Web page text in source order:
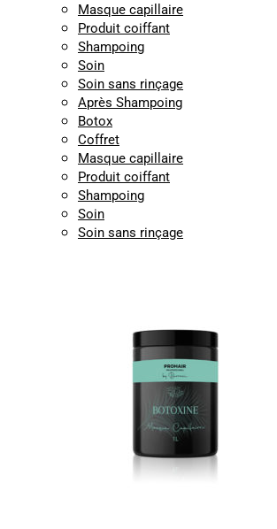
Masque capillaire
Produit coiffant
Shampoing
Soin
Soin sans rinçage
Après Shampoing
Botox
Coffret
Masque capillaire
Produit coiffant
Shampoing
Soin
Soin sans rinçage